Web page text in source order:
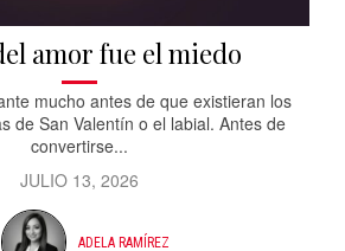
amor fue el miedo
mucho antes de que existieran los
de San Valentín o el labial. Antes de
convertirse...
JULIO 13, 2026
ADELA RAMÍREZ